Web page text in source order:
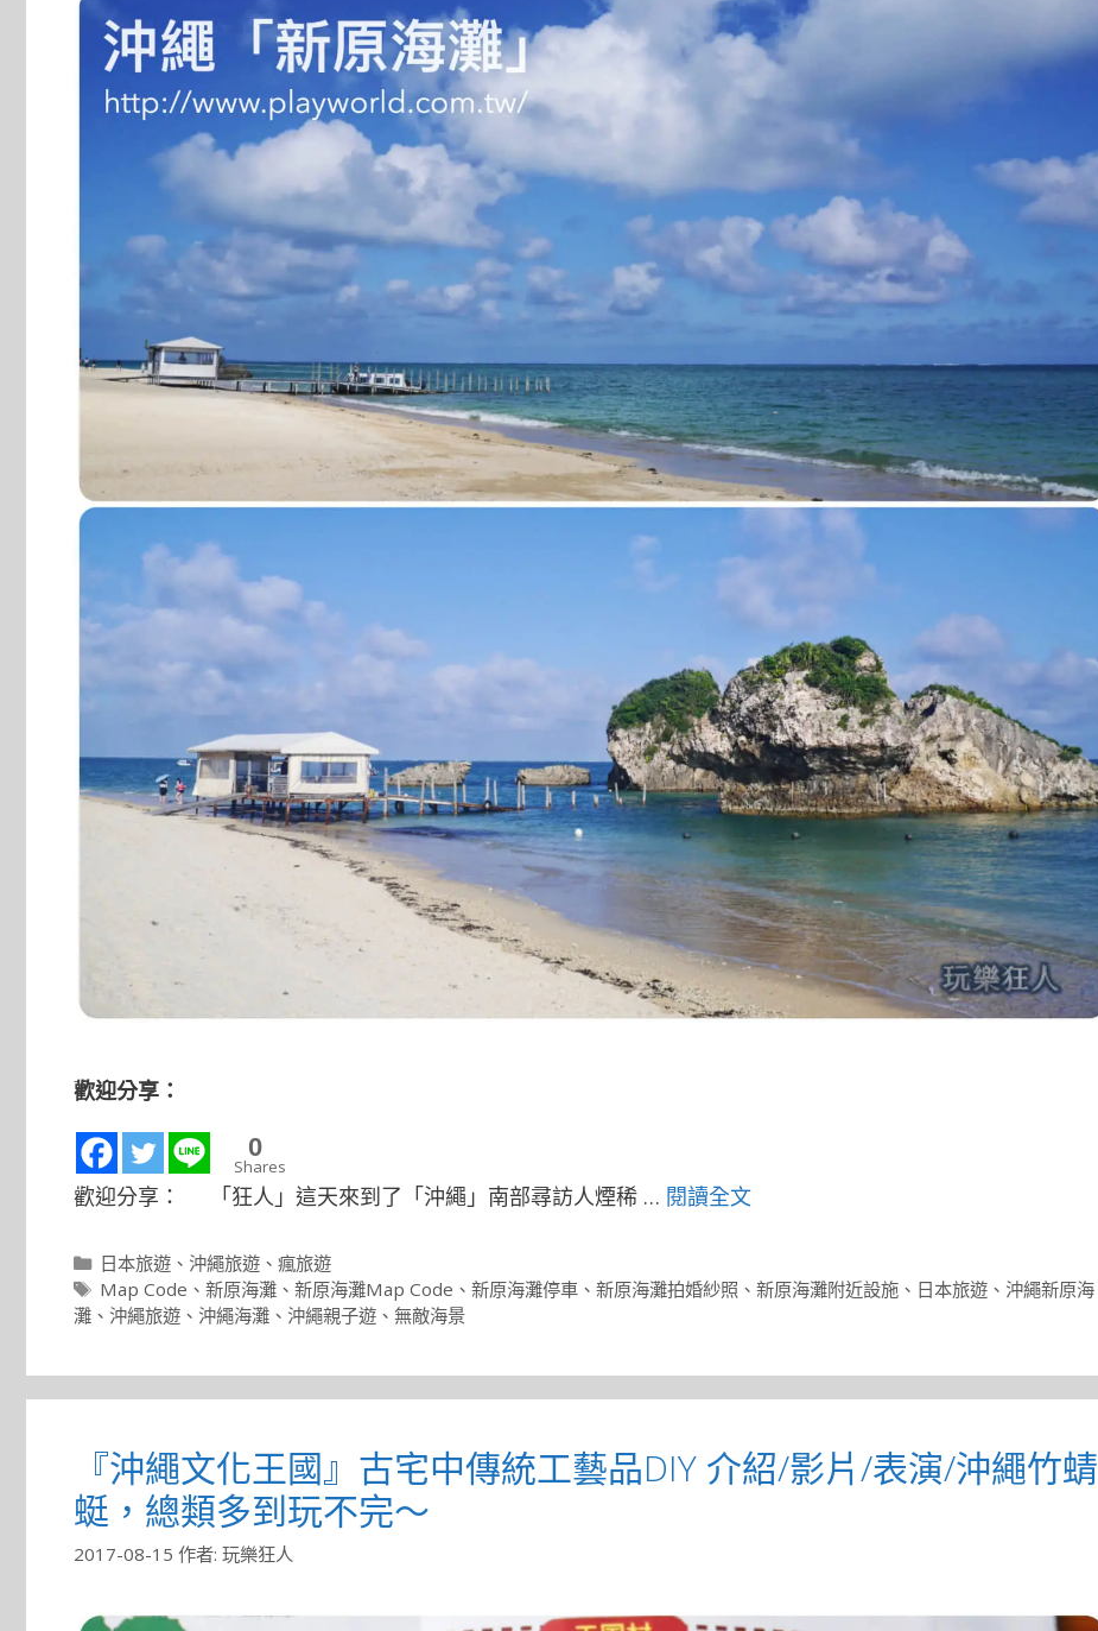
歡迎分享：
0
Shares
歡迎分享： 「狂人」這天來到了「沖繩」南部尋訪人煙稀 … 閱讀全文
分
類
日本旅遊 、 沖繩旅遊 、瘋旅遊
標
籤
Map Code 、新原海灘 、新原海灘Map Code 、新原海灘停車 、新原海灘拍婚紗照 、新原海灘附近設施 、 日本旅遊 、 沖繩新原海
灘 、 沖繩旅遊 、 沖繩海灘 、 沖繩親子遊 、 無敵海景
『沖繩文化王國』古宅中傳統工藝品DIY 介紹/影片/表演/沖繩竹蜻
蜓，總類多到玩不完～
2017-08-15 作者: 玩樂狂人